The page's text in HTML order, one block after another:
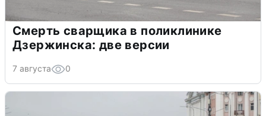
Смерть сварщика в поликлинике
Дзержинска: две версии
7 августа 0